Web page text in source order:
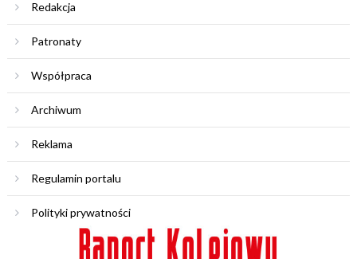
Redakcja
Patronaty
Współpraca
Archiwum
Reklama
Regulamin portalu
Polityki prywatności